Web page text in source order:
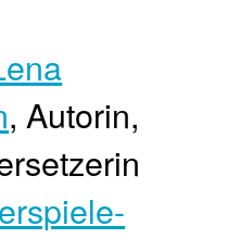
, Autorin,